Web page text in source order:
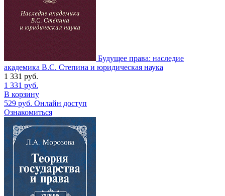
Будущее права: наследие
академика В.С. Степина и юридическая наука
1 331 руб.
1 331 руб.
В корзину
529 руб. Онлайн доступ
Ознакомиться